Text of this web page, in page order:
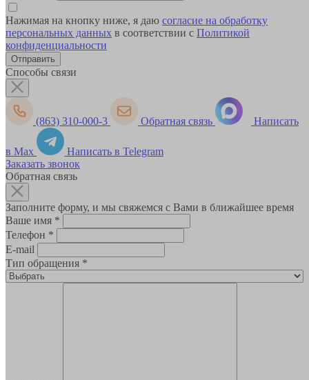
Нажимая на кнопку ниже, я даю согласие на обработку
персональных данных в соответствии с Политикой
конфиденциальности
Способы связи
(863) 310-000-3 Обратная связь Написать
в Max
Написать в Telegram
Заказать звонок
Обратная связь
Заполните форму, и мы свяжемся с Вами в ближайшее время
Ваше имя *
Телефон *
E-mail
Тип обращения *